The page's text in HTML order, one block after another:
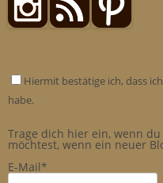
Hiermit bestätige ich, dass
habe.
Trage dich hier ein, wenn
möchtest, wenn ein neuer
E-Mail*